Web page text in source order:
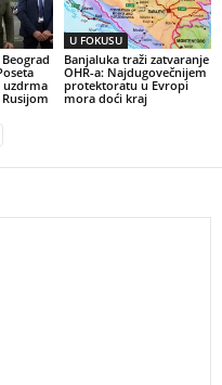
uzdrma
U FOKUSU
Banjaluka traži zatvaranje
OHR-a: Najdugovečnijem
protektoratu u Evropi
mora doći kraj